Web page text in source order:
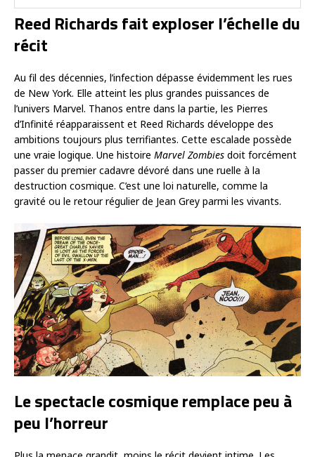
Reed Richards fait exploser l’échelle du
récit
Au fil des décennies, l’infection dépasse évidemment les rues
de New York. Elle atteint les plus grandes puissances de
l’univers Marvel. Thanos entre dans la partie, les Pierres
d’Infinité réapparaissent et Reed Richards développe des
ambitions toujours plus terrifiantes. Cette escalade possède
une vraie logique. Une histoire Marvel Zombies doit forcément
passer du premier cadavre dévoré dans une ruelle à la
destruction cosmique. C’est une loi naturelle, comme la
gravité ou le retour régulier de Jean Grey parmi les vivants.
Le spectacle cosmique remplace peu à
peu l’horreur